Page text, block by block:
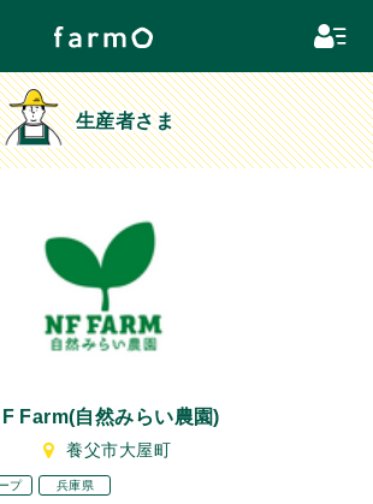
生産者さま
Farm(自然みらい農園)
養父市大屋町
プ 兵庫県